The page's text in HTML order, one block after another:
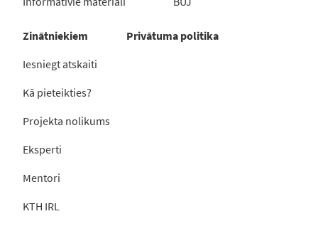
Zinātniekiem
Iesniegt atskaiti
Kā pieteikties?
Projekta nolikums
Eksperti
Mentori
KTH IRL
Privātuma politika